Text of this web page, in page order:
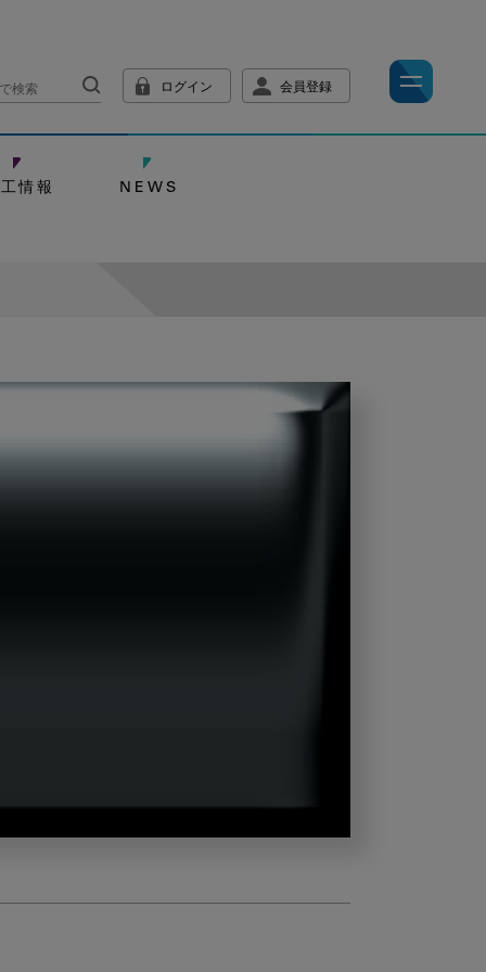
ログイン 会員登録
情報 NEWS